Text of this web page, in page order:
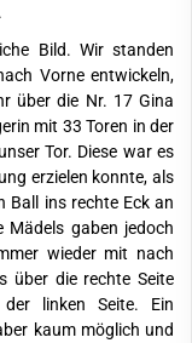
Bild. Wir standen
Vorne entwickeln,
über die Nr. 17 Gina
mit 33 Toren in der
Tor. Diese war es
erzielen konnte, als
Ball ins rechte Eck an
Mädels gaben jedoch
wieder mit nach
über die rechte Seite
linken Seite. Ein
kaum möglich und